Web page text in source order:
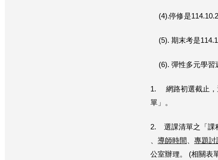
(4).停修是
(5). 期末考是
(6). 彈性多元學習
1. 網路初選截止，
單」。
2. 選課清單之「課
導師時間
專題討
公室辦理。 (相關表